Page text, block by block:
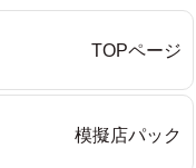
TOPページ
模擬店パック